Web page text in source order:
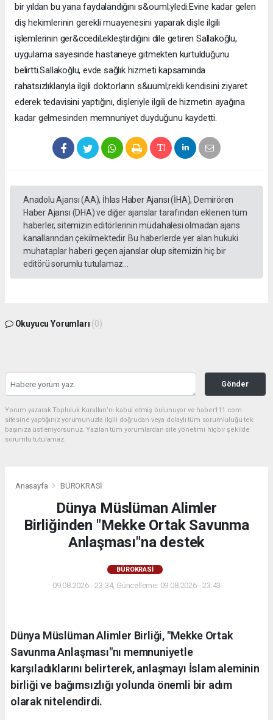
bir yıldan bu yana faydalandığını s&ouml;yledi.Evine kadar gelen
diş hekimlerinin gerekli muayenesini yaparak dişle ilgili
işlemlerinin ger&ccedil;ekleştirdiğini dile getiren Sallakoğlu,
uygulama sayesinde hastaneye gitmekten kurtulduğunu
belirtti.Sallakoğlu, evde sağlık hizmeti kapsamında
rahatsızlıklarıyla ilgili doktorların s&uuml;rekli kendisini ziyaret
ederek tedavisini yaptığını, dişleriyle ilgili de hizmetin ayağına
kadar gelmesinden memnuniyet duyduğunu kaydetti.
Anadolu Ajansı (AA), İhlas Haber Ajansı (İHA), Demirören
Haber Ajansı (DHA) ve diğer ajanslar tarafından eklenen tüm
haberler, sitemizin editörlerinin müdahalesi olmadan ajans
kanallarından çekilmektedir. Bu haberlerde yer alan hukuki
muhataplar haberi geçen ajanslar olup sitemizin hiç bir
editörü sorumlu tutulamaz...
Okuyucu Yorumları (0)
Gönder
Yorum yazarak Topluluk Kuralları’nı kabul etmiş bulunuyor ve haber111.com
sitesine yaptığınız yorumunuzla ilgili doğrudan veya dolaylı tüm sorumluluğu tek
başınıza üstleniyorsunuz. Yazılan tüm yorumlardan site yönetimi hiçbir şekilde
sorumlu tutulamaz.
Anasayfa BÜROKRASİ
Dünya Müslüman Alimler
Birliğinden "Mekke Ortak Savunma
Anlaşması"na destek
BÜROKRASİ
09.08.2026 - 23:34, Güncelleme: 09.08.2026 - 23:43
Dünya Müslüman Alimler Birliği, "Mekke Ortak
Savunma Anlaşması"nı memnuniyetle
karşıladıklarını belirterek, anlaşmayı İslam aleminin
birliği ve bağımsızlığı yolunda önemli bir adım
olarak nitelendirdi.